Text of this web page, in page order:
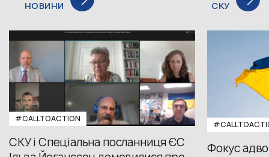
НОВИНИ
СКУ
#CALLTOACTION
СКУ і Спеціальна посланниця ЄС
Фокус